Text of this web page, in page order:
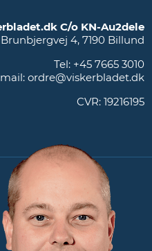
C/o KN-Au2dele
Brunbjergvej 4, 7190 Billund
Tel: +45 7665 3010
ordre@viskerbladet.dk
CVR: 19216195